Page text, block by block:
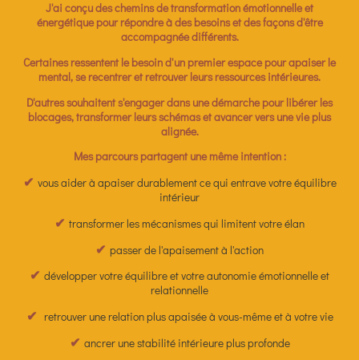
J'ai conçu des chemins de transformation émotionnelle et
énergétique pour répondre à des besoins et des façons d'être
accompagnée différents.
Certaines ressentent le besoin d'un premier espace pour apaiser le
mental, se recentrer et retrouver leurs ressources intérieures.
D'autres souhaitent s'engager dans une démarche pour libérer les
blocages, transformer leurs schémas et avancer vers une vie plus
alignée.
Mes parcours partagent une même intention :
✔ vous aider à apaiser durablement ce qui entrave votre équilibre
intérieur
✔ transformer les mécanismes qui limitent votre élan
✔ passer de l'apaisement à l'action
✔ développer votre équilibre et votre autonomie émotionnelle et
relationnelle
✔ retrouver une relation plus apaisée à vous-même et à votre vie
✔ ancrer une stabilité intérieure plus profonde